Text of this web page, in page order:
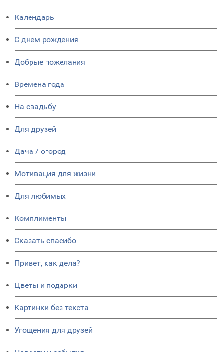
Календарь
C днем рождения
Добрые пожелания
Времена года
На свадьбу
Для друзей
Дача / огород
Мотивация для жизни
Для любимых
Комплименты
Сказать спасибо
Привет, как дела?
Цветы и подарки
Картинки без текста
Угощения для друзей